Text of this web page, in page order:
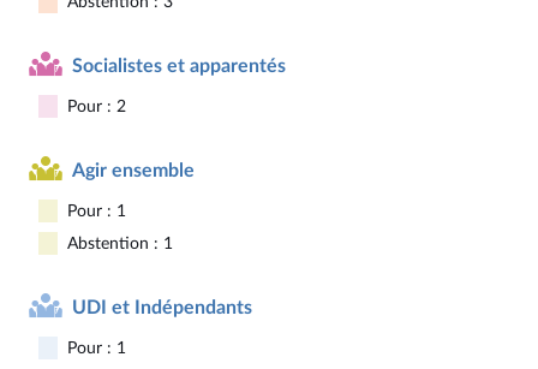
Socialistes et apparentés
Pour : 2
Agir ensemble
Pour : 1
Abstention : 1
UDI et Indépendants
Pour : 1